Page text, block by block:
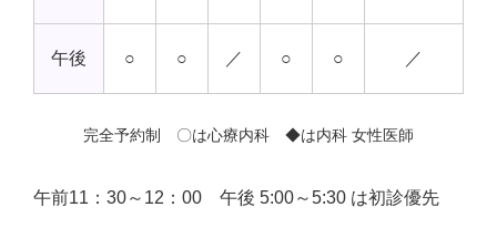
午後 ○ ○ ／ ○ ○ ／
完全予約制 〇は心療内科 ◆は内科 女性医師
午前11：30～12：00 午後 5:00～5:30 は初診優先